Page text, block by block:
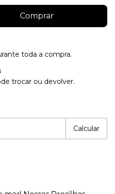
toda a compra.
trocar ou devolver.
Calcular